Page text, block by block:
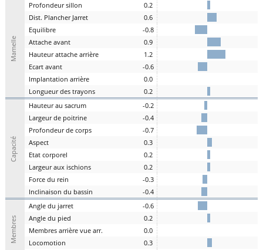
Mamelle
Profondeursillon
0.2
Dist. Plancher Jarret
0.6
Equilibre
-0.8
Attache avant
0.9
Hauteurattache arrière
1.2
Ecart avant
-0.6
Implantation arrière
0.0
Longueur des trayons 0.2
Capacité
Hauteur au sacrum
-0.2
Largeur de poitrine
-0.4
Profondeur de corps
-0.7
Aspect
0.3
Etat corporel
0.2
Largeur aux ischions
0.2
Force du rein
-0.3
Inclinaison du bassin -0.4
Membres
Angle du jarret
-0.6
Angle du pied
0.2
Membres arrière vue arr.
0.0
Locomotion
0.3